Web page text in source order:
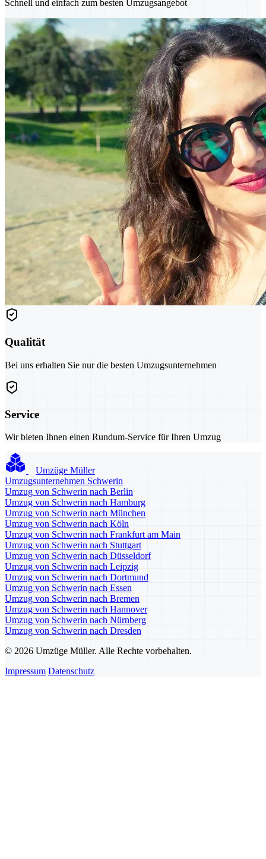
Schnell und einfach zum besten Umzugsangebot
Qualität
Bei uns erhalten Sie nur die besten Umzugsunternehmen
Service
Wir bieten Ihnen einen Rundum-Service für Ihren Umzug
Umzüge Müller
Umzugsunternehmen Schwerin
Umzug von Schwerin nach Berlin
Umzug von Schwerin nach Hamburg
Umzug von Schwerin nach München
Umzug von Schwerin nach Köln
Umzug von Schwerin nach Frankfurt am Main
Umzug von Schwerin nach Stuttgart
Umzug von Schwerin nach Düsseldorf
Umzug von Schwerin nach Leipzig
Umzug von Schwerin nach Dortmund
Umzug von Schwerin nach Essen
Umzug von Schwerin nach Bremen
Umzug von Schwerin nach Hannover
Umzug von Schwerin nach Nürnberg
Umzug von Schwerin nach Dresden
© 2026 Umzüge Müller. Alle Rechte vorbehalten.
Impressum Datenschutz